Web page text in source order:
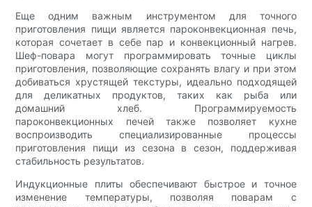
Еще одним важным инструментом для точного
приготовления пищи является пароконвекционная печь,
которая сочетает в себе пар и конвекционный нагрев.
Шеф-повара могут программировать точные циклы
приготовления, позволяющие сохранять влагу и при этом
добиваться хрустящей текстуры, идеально подходящей
для деликатных продуктов, таких как рыба или
домашний хлеб. Программируемость
пароконвекционных печей также позволяет кухне
воспроизводить специализированные процессы
приготовления пищи из сезона в сезон, поддерживая
стабильность результатов.
Индукционные плиты обеспечивают быстрое и точное
изменение температуры, позволяя поварам с